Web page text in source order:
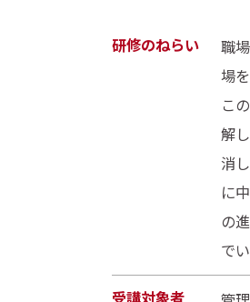
研修のねらい
職
場
こ
解
消
に
の
で
受講対象者